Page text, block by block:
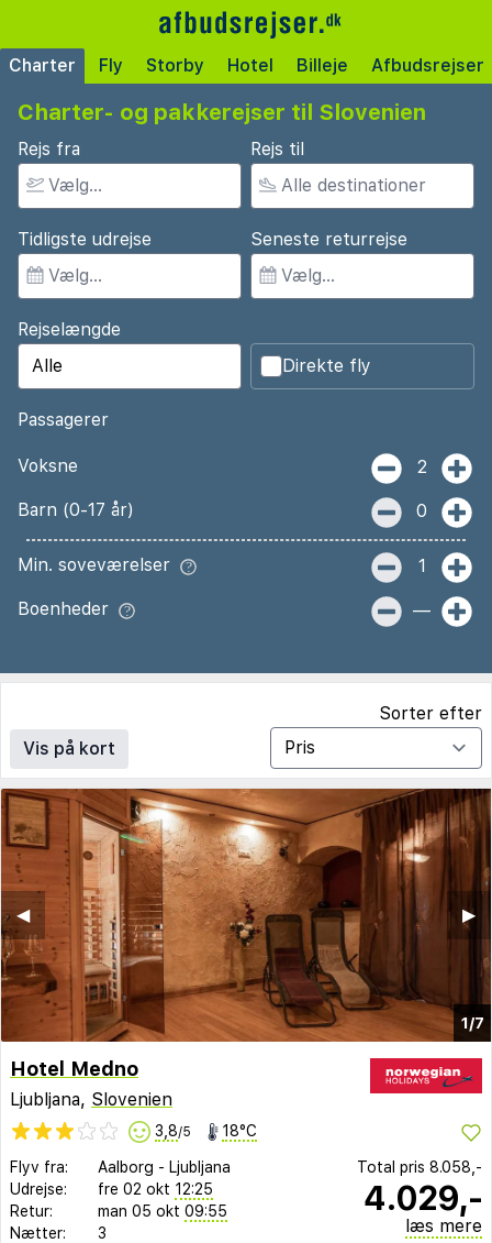
Charter Fly Storby Hotel Billeje Afbudsrejser
Charter- og pakkerejser til Slovenien
Rejs fra Rejs til
Tidligste udrejse Seneste returrejse
Rejselængde
Direkte fly
Passagerer
Voksne 2
Barn (0-17 år) 0
Min. soveværelser 1
Boenheder —
Vis på kort
Sorter efter
1/7
▶︎
◀︎
Hotel Medno
Ljubljana, Slovenien
3,8/5 18°C
Flyv fra: Aalborg - Ljubljana
Udrejse:
fre 02 okt 12:25
Retur:
man 05 okt 09:55
Nætter:
3
Total pris 8.058,-
4.029,-
læs mere